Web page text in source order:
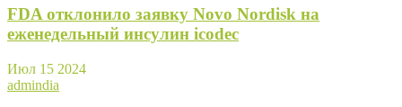
FDA отклонило заявку Novo Nordisk на
еженедельный инсулин icodec
Июл 15 2024
admindia